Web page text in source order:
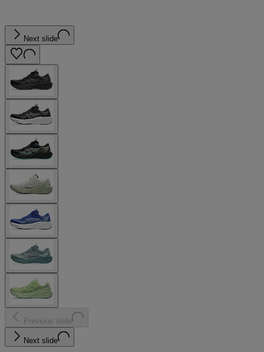
Next slide
Previous slide
Next slide